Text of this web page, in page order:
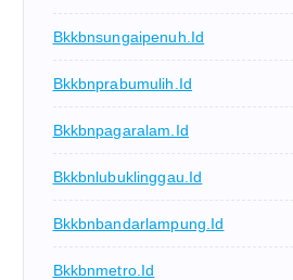
Bkkbnsungaipenuh.id
Bkkbnprabumulih.id
Bkkbnpagaralam.id
Bkkbnlubuklinggau.id
Bkkbnbandarlampung.id
Bkkbnmetro.id